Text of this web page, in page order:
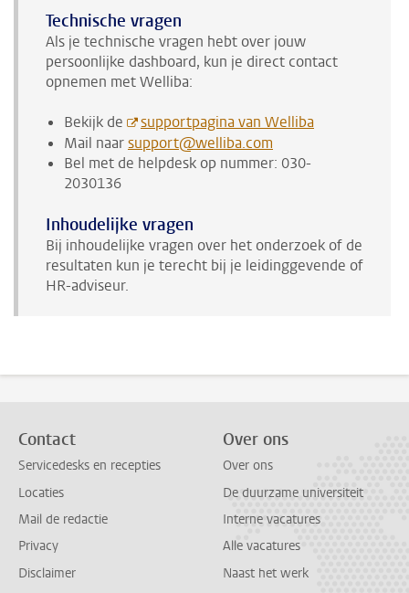
Technische vragen
Als je technische vragen hebt over jouw
persoonlijke dashboard, kun je direct contact
opnemen met Welliba:
Bekijk de
supportpagina van Welliba
Mail naarsupport@welliba.com
Bel met de helpdesk op nummer: 030-
2030136
Inhoudelijke vragen
Bij inhoudelijke vragen over het onderzoek of de
resultaten kun je terecht bij je leidinggevende of
HR-adviseur.
Contact
Servicedesks en recepties
Locaties
Mail de redactie
Privacy
Disclaimer
Over ons
Over ons
De duurzame universiteit
Interne vacatures
Alle vacatures
Naast het werk